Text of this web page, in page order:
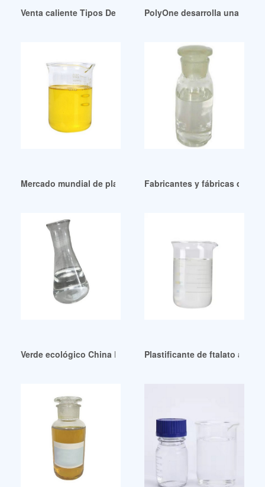
Venta caliente Tipos De Plastificantes Ecuador
PolyOne desarrolla una
Mercado mundial de plastificantes sin PVC en Nicaragua
Fabricantes y fábricas de
Verde ecológico China Dop Chemical China Dop Chemical
Plastificante de ftalato al